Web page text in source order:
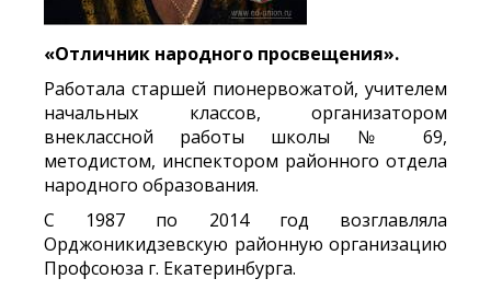
«Отличник народного просвещения».
Работала старшей пионервожатой, учителем
начальных классов, организатором
внеклассной работы школы № 69,
методистом, инспектором районного отдела
народного образования.
С 1987 по 2014 год возглавляла
Орджоникидзевскую районную организацию
Профсоюза г. Екатеринбурга.